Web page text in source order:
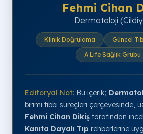
Fehmi Cihan
Dermatoloji
Klinik Doğrulama
Güncel
A Life Sağlık Grubu
Editoryal Not: Bu içerik;
birimi tıbbi süreçleri çerçevesinde,
Fehmi Cihan Dikiş tarafından
Kanıta Dayalı Tıp rehberlerine